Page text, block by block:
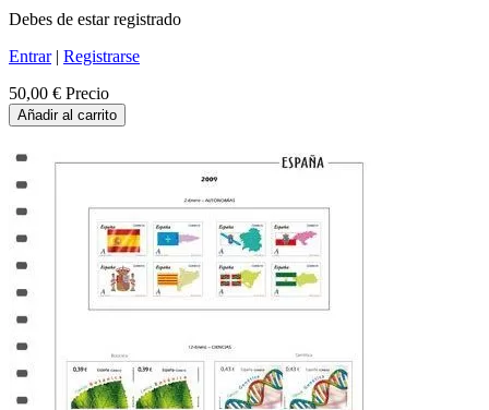
Debes de estar registrado
Entrar| Registrarse
50,00 € Precio
Añadir al carrito